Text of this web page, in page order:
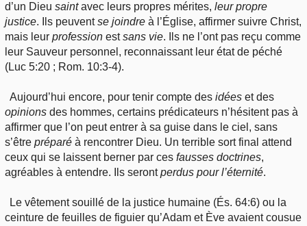
d’un Dieu saintavec leurs propres mérites, leurpropre
justice. Ils peuventse joindre à l’Église, affirmer suivre Christ,
mais leur profession estsans vie. Ils ne l’ont pas reçu comme
leur Sauveur personnel, reconnaissant leur état de péché
(Luc 5:20 ; Rom. 10:3-4).
Aujourd’hui encore, pour tenir compte desidées et des
opinions des hommes, certains prédicateurs n’hésitent pas à
affirmer que l’on peut entrer à sa guise dans le ciel, sans
s’être préparé à rencontrer Dieu. Un terrible sort final attend
ceux qui se laissent berner par ces fausses doctrines,
agréables à entendre. Ils serontperdus pour l’éternité.
Le vêtement souillé de la justice humaine (És. 64:6) ou la
ceinture de feuilles de figuier qu’Adam et Ève avaient cousue